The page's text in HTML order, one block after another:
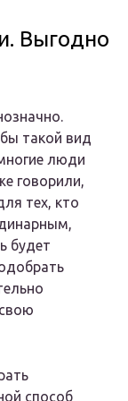
Выгодно
такой вид
люди
говорили,
тех, кто
будет
способ